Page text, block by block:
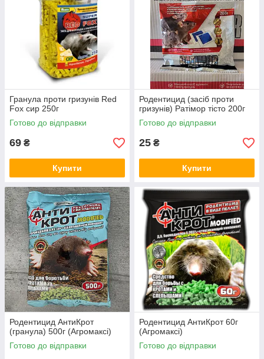
Гранула проти гризунів Red
Fox сир 250г
Готово до відправки
69 ₴
Купити
Родентицид (засіб проти
гризунів) Ратімор тісто 200г
Готово до відправки
25 ₴
Купити
Родентицид АнтиКрот
(гранула) 500г (Агромаксі)
Готово до відправки
Родентицид АнтиКрот 60г
(Агромаксі)
Готово до відправки